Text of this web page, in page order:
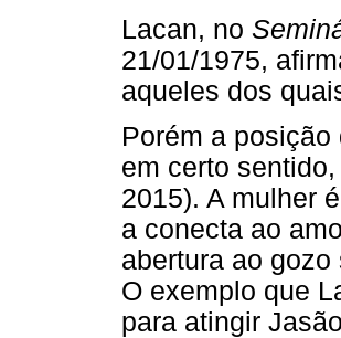
Lacan, no
21/01/1975,
aqueles dos
Porém a
em certo
2015). A mulher
a conecta ao
abertura ao
O exemplo que
para atingir